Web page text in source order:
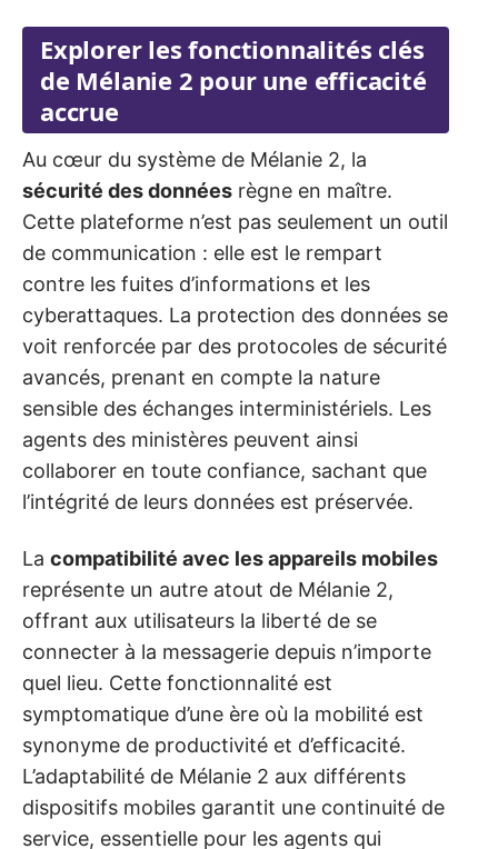
Explorer les fonctionnalités clés
de Mélanie 2 pour une efficacité
accrue
Au cœur du système de Mélanie 2, la
sécurité des données règne en maître.
Cette plateforme n’est pas seulement un outil
de communication : elle est le rempart
contre les fuites d’informations et les
cyberattaques. La protection des données se
voit renforcée par des protocoles de sécurité
avancés, prenant en compte la nature
sensible des échanges interministériels. Les
agents des ministères peuvent ainsi
collaborer en toute confiance, sachant que
l’intégrité de leurs données est préservée.
La compatibilité avec les appareils mobiles
représente un autre atout de Mélanie 2,
offrant aux utilisateurs la liberté de se
connecter à la messagerie depuis n’importe
quel lieu. Cette fonctionnalité est
symptomatique d’une ère où la mobilité est
synonyme de productivité et d’efficacité.
L’adaptabilité de Mélanie 2 aux différents
dispositifs mobiles garantit une continuité de
service, essentielle pour les agents qui